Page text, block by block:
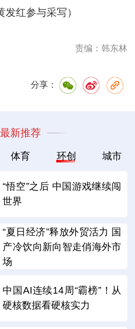
红参与采写）
责编：韩东林
分享：
最新推荐
体育 环创 城市
“悟空”之后 中国游戏继续闯
世界
“夏日经济”释放外贸活力 国
产冷饮向新向智走俏海外市
场
中国AI连续14周“霸榜”！从
硬核数据看硬核实力